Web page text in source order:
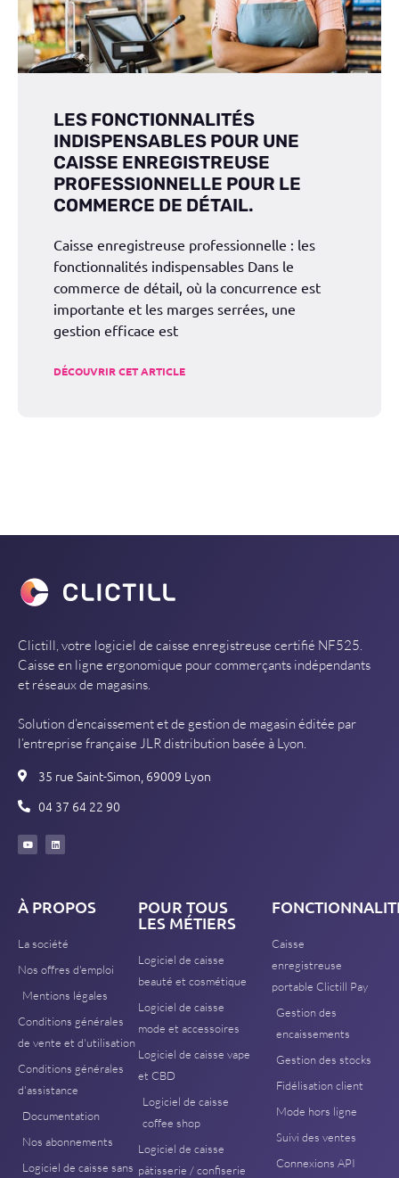
LES FONCTIONNALITÉS
INDISPENSABLES POUR UNE
CAISSE ENREGISTREUSE
PROFESSIONNELLE POUR LE
COMMERCE DE DÉTAIL.
Caisse enregistreuse professionnelle : les
fonctionnalités indispensables Dans le
commerce de détail, où la concurrence est
importante et les marges serrées, une
gestion efficace est
DÉCOUVRIR CET ARTICLE
Clictill, votre logiciel de caisse enregistreuse certifié NF525.
Caisse en ligne ergonomique pour commerçants indépendants
et réseaux de magasins.
Solution d’encaissement et de gestion de magasin éditée par
l’entreprise française JLR distribution basée à Lyon.
35 rue Saint-Simon, 69009 Lyon
04 37 64 22 90
À PROPOS
La société
Nos offres d'emploi
Mentions légales
Conditions générales
de vente et d'utilisation
Conditions générales
d'assistance
Documentation
Nos abonnements
Logiciel de caisse sans
POUR TOUS
LES MÉTIERS
Logiciel de caisse
beauté et cosmétique
Logiciel de caisse
mode et accessoires
Logiciel de caisse vape
et CBD
Logiciel de caisse
coffee shop
Logiciel de caisse
pâtisserie / confiserie
Caisse
enregistreuse
portable Clictill Pay
Gestion des
encaissements
Gestion des stocks
Fidélisation client
Mode hors ligne
Suivi des ventes
Connexions API